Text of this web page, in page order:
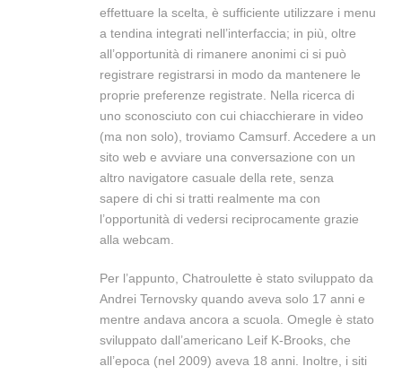
effettuare la scelta, è sufficiente utilizzare i menu
a tendina integrati nell’interfaccia; in più, oltre
all’opportunità di rimanere anonimi ci si può
registrare registrarsi in modo da mantenere le
proprie preferenze registrate. Nella ricerca di
uno sconosciuto con cui chiacchierare in video
(ma non solo), troviamo Camsurf. Accedere a un
sito web e avviare una conversazione con un
altro navigatore casuale della rete, senza
sapere di chi si tratti realmente ma con
l’opportunità di vedersi reciprocamente grazie
alla webcam.
Per l’appunto, Chatroulette è stato sviluppato da
Andrei Ternovsky quando aveva solo 17 anni e
mentre andava ancora a scuola. Omegle è stato
sviluppato dall’americano Leif K-Brooks, che
all’epoca (nel 2009) aveva 18 anni. Inoltre, i siti